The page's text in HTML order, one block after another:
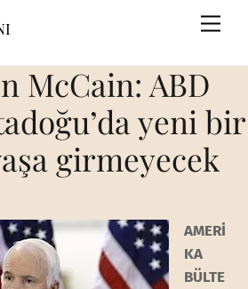
McCain: ABD
yeni bir
girmeyecek
AMERİ
KA
BÜLTE